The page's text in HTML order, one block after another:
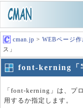
cman.jp > WEBページ作
ス」
font-kerning「
「font-kerning」は、プ
用するか指定します。